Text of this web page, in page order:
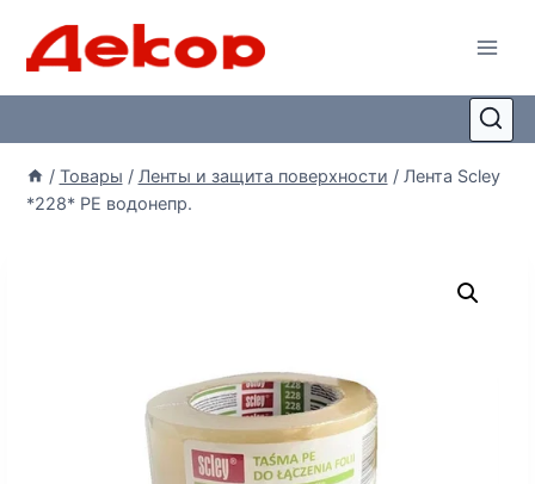
/ Товары / Ленты и защита поверхности / Лента Scley
*228* PE водонепр.